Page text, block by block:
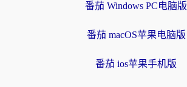
番茄 Windows PC电脑版
番茄 macOS苹果电脑版
番茄 ios苹果手机版